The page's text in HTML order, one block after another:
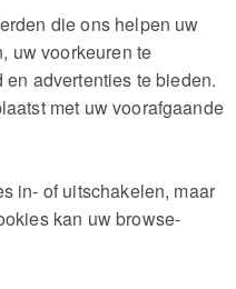
die ons helpen uw
uw voorkeuren te
advertenties te bieden.
met uw voorafgaande
in- of uitschakelen, maar
kan uw browse-